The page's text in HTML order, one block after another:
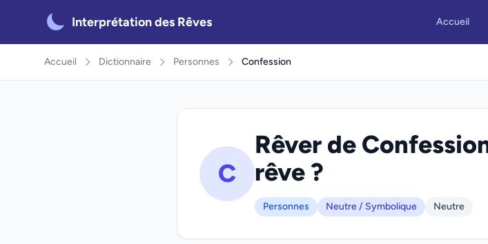
Interprétation des Rêves Accueil
Accueil Dictionnaire Personnes Confession
C
Rêver de
rêve ?
Personnes Neutre / Symbolique Neutre